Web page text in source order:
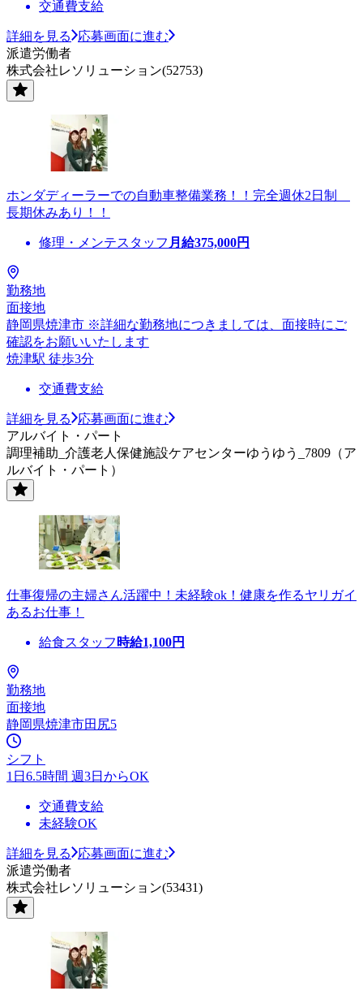
交通費支給
詳細を見る
応募画面に進む
派遣労働者
株式会社レソリューション(52753)
ホンダディーラーでの自動車整備業務！！完全週休2日制
長期休みあり！！
修理・メンテスタッフ 月給375,000円
勤務地
面接地
静岡県焼津市 ※詳細な勤務地につきましては、面接時にご
確認をお願いいたします
焼津駅 徒歩3分
交通費支給
詳細を見る
応募画面に進む
アルバイト・パート
調理補助_介護老人保健施設ケアセンターゆうゆう_7809（ア
ルバイト・パート）
仕事復帰の主婦さん活躍中！未経験ok！健康を作るヤリガイ
あるお仕事！
給食スタッフ 時給1,100円
勤務地
面接地
静岡県焼津市田尻5
シフト
1日6.5時間 週3日からOK
交通費支給
未経験OK
詳細を見る
応募画面に進む
派遣労働者
株式会社レソリューション(53431)